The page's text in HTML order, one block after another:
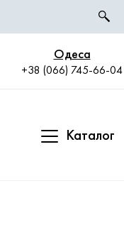
Одеса
+38 (066) 745-66-04
Каталог